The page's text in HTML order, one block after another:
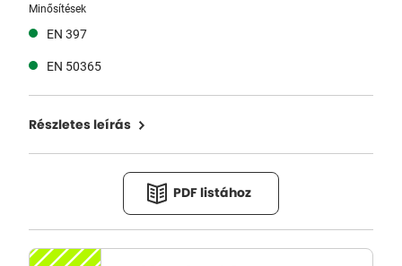
Minősítések
EN 397
EN 50365
Részletes leírás
PDF listához